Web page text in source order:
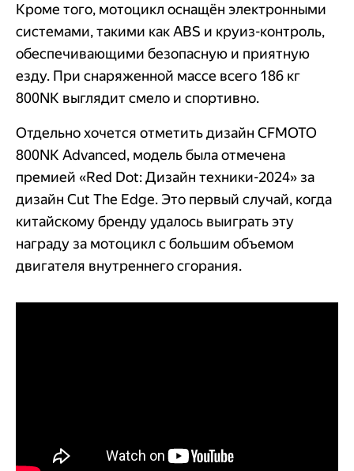
Кроме того, мотоцикл оснащён электронными
системами, такими как ABS и круиз-контроль,
обеспечивающими безопасную и приятную
езду. При снаряженной массе всего 186 кг
800NK выглядит смело и спортивно.
Отдельно хочется отметить дизайн CFMOTO
800NK Advanced, модель была отмечена
премией «Red Dot: Дизайн техники-2024» за
дизайн Cut The Edge. Это первый случай, когда
китайскому бренду удалось выиграть эту
награду за мотоцикл с большим объемом
двигателя внутреннего сгорания.